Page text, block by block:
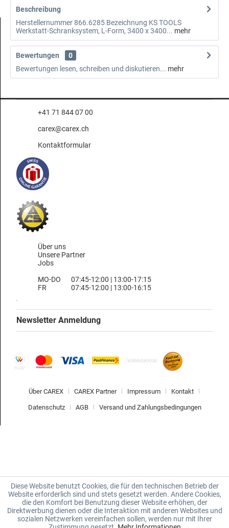
Beschreibung
Herstellernummer 866.6285 Bezeichnung KS TOOLS
Werkstatt-Schranksystem, L-Form, 3400 x 3400... mehr
Bewertungen
0
Bewertungen lesen, schreiben und diskutieren... mehr
+41 71 844 07 00
carex@carex.ch
Kontaktformular
Über uns
Unsere Partner
Jobs
MO-DO
FR
07:45-12:00 | 13:00-17:15
07:45-12:00 | 13:00-16:15
Newsletter Anmeldung
Über CAREX CAREX Partner Impressum Kontakt
Datenschutz AGB Versand und Zahlungsbedingungen
Diese Website benutzt Cookies, die für den technischen Betrieb der
Website erforderlich sind und stets gesetzt werden. Andere Cookies,
die den Komfort bei Benutzung dieser Website erhöhen, der
Direktwerbung dienen oder die Interaktion mit anderen Websites und
sozialen Netzwerken vereinfachen sollen, werden nur mit Ihrer